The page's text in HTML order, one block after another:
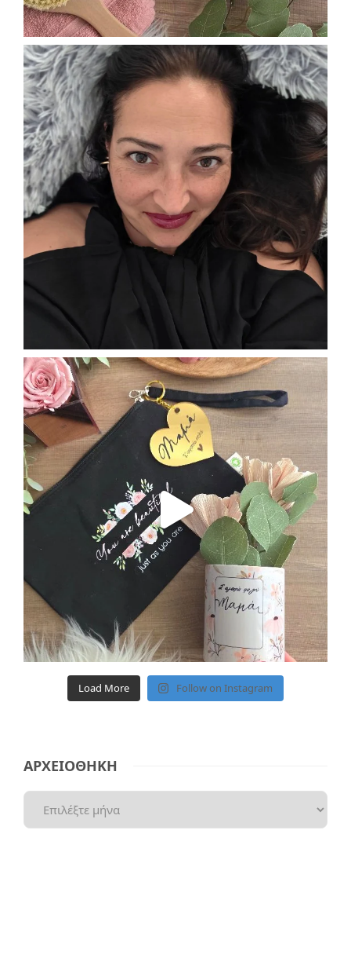
Load More Follow on Instagram
ΑΡΧΕΙΟΘΗΚΗ